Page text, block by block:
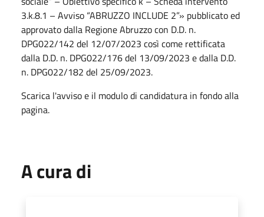
3.k.8.1 – Avviso “ABRUZZO INCLUDE 2”» pubblicato ed
approvato dalla Regione Abruzzo con D.D. n.
DPG022/142 del 12/07/2023 così come rettificata
dalla D.D. n. DPG022/176 del 13/09/2023 e dalla D.D.
n. DPG022/182 del 25/09/2023.
Scarica l'avviso e il modulo di candidatura in fondo alla
pagina.
A cura di